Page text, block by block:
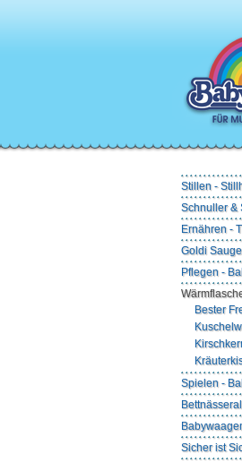
Stillen -
Schnuller &
Ernähren -
Goldi
Pflegen -
Bester
Spielen -
Sicher ist